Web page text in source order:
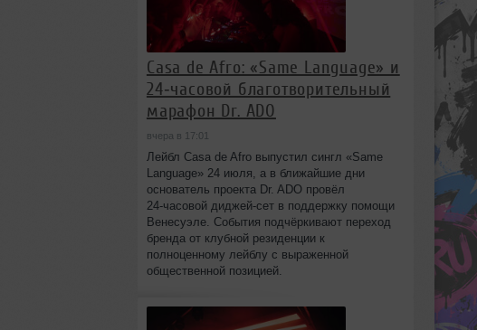
Casa de Afro: «Same Language» и
24‑часовой благотворительный
марафон Dr. ADO
вчера в 17:01
Лейбл Casa de Afro выпустил сингл «Same
Language» 24 июля, а в ближайшие дни
основатель проекта Dr. ADO провёл
24‑часовой диджей‑сет в поддержку помощи
Венесуэле. События подчёркивают переход
бренда от клубной резиденции к
полноценному лейблу с выраженной
общественной позицией.